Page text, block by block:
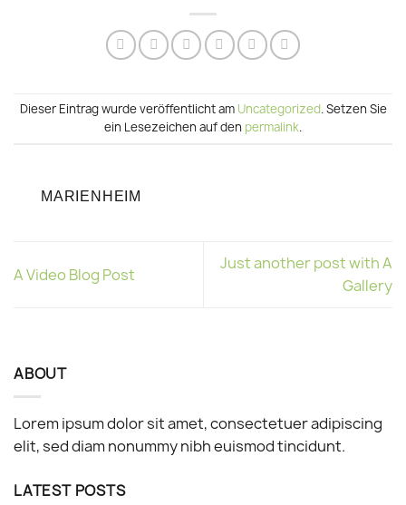
Dieser Eintrag wurde veröffentlicht am Uncategorized. Setzen Sie
ein Lesezeichen auf den permalink.
MARIENHEIM
A Video Blog Post
Just another post with A
Gallery
ABOUT
Lorem ipsum dolor sit amet, consectetuer adipiscing
elit, sed diam nonummy nibh euismod tincidunt.
LATEST POSTS